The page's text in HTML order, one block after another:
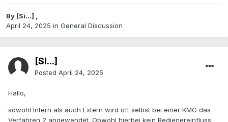
By [Si...] ,
April 24, 2025 in General Discussion
[Si...]
Posted April 24, 2025
Hallo,
sowohl Intern als auch Extern wird oft selbst bei einer KMG das
Verfahren 2 angewendet. Obwohl hierbei kein Bedienereinfluss